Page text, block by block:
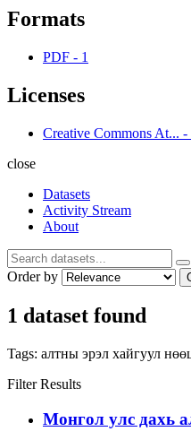
Formats
PDF - 1
Licenses
Creative Commons At... -
close
Datasets
Activity Stream
About
Order by
1 dataset found
Tags: алтны эрэл хайгуул
Filter Results
Монгол улс дахь